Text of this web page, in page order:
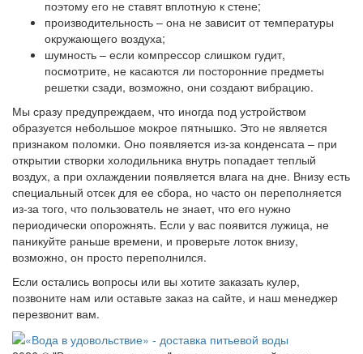
поэтому его не ставят вплотную к стене;
производительность – она не зависит от температуры
окружающего воздуха;
шумность – если компрессор слишком гудит,
посмотрите, не касаются ли посторонние предметы
решетки сзади, возможно, они создают вибрацию.
Мы сразу предупреждаем, что иногда под устройством
образуется небольшое мокрое пятнышко. Это не является
признаком поломки. Оно появляется из-за конденсата – при
открытии створки холодильника внутрь попадает теплый
воздух, а при охлаждении появляется влага на дне. Внизу есть
специальный отсек для ее сбора, но часто он переполняется
из-за того, что пользователь не знает, что его нужно
периодически опорожнять. Если у вас появится лужица, не
паникуйте раньше времени, и проверьте лоток внизу,
возможно, он просто переполнился.
Если остались вопросы или вы хотите заказать кулер,
позвоните нам или оставьте заказ на сайте, и наш менеджер
перезвонит вам.